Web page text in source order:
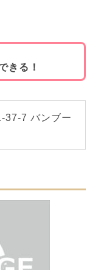
きる！
37-7 バンブー